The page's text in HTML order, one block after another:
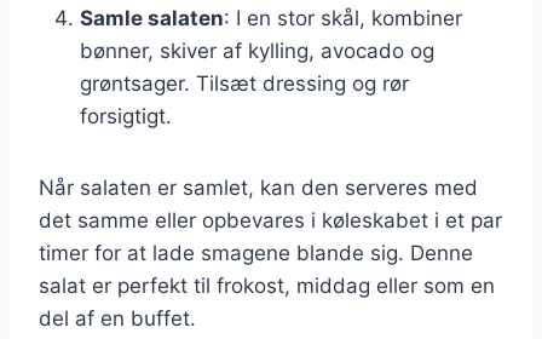
Samle salaten: I en stor skål, kombiner
bønner, skiver af kylling, avocado og
grøntsager. Tilsæt dressing og rør
forsigtigt.
Når salaten er samlet, kan den serveres med
det samme eller opbevares i køleskabet i et par
timer for at lade smagene blande sig. Denne
salat er perfekt til frokost, middag eller som en
del af en buffet.